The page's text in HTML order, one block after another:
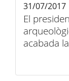
El
acabada
31/07/2017